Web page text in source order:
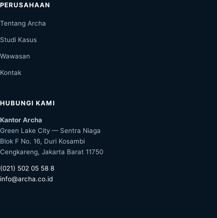
PERUSAHAAN
Tentang Archa
Studi Kasus
Wawasan
Kontak
HUBUNGI KAMI
Kantor Archa
Green Lake City — Sentra Niaga
Blok F No. 16, Duri Kosambi
Cengkareng, Jakarta Barat 11750
(021) 502 05 58 8
info@archa.co.id